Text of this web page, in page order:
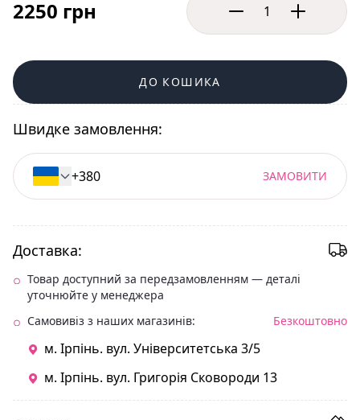
2250 грн
ДО КОШИКА
Швидке замовлення:
ЗАМОВИТИ
Доставка:
Товар доступний за передзамовленням — деталі
уточнюйте у менеджера
Самовивіз з наших магазинів:
Безкоштовно
м. Ірпінь. вул. Університетська 3/5
м. Ірпінь. вул. Григорія Сковороди 13